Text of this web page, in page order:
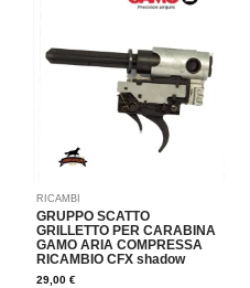
RICAMBI
GRUPPO SCATTO
GRILLETTO PER CARABINA
GAMO ARIA COMPRESSA
RICAMBIO CFX shadow
29,00€